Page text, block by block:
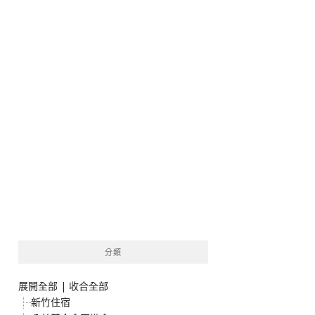
分類
展開全部 | 收合全部
新竹住宿